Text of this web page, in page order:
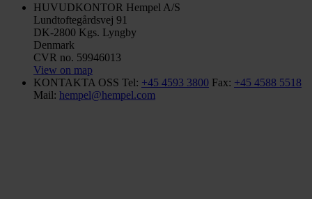
HUVUDKONTOR Hempel A/S
Lundtoftegårdsvej 91
DK-2800 Kgs. Lyngby
Denmark
CVR no. 59946013
View on map
KONTAKTA OSS Tel: +45 4593 3800 Fax: +45 4588 5518
Mail: hempel@hempel.com